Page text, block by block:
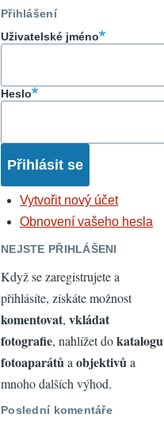
Přihlášení
Uživatelské jméno
Heslo
Vytvořit nový účet
Obnovení vašeho hesla
NEJSTE PŘIHLÁŠENI
Když se zaregistrujete a
přihlásíte, získáte možnost
komentovat, vkládat
fotografie, nahlížet dokatalogu
fotoaparátůa objektivůa
mnoho dalších výhod.
Poslední komentáře